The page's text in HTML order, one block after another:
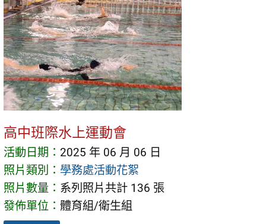
高中班際水上運動會
活動日期： 2025 年 06 月 06 日
照片類別： 學務處活動花絮
照片數量： 系列照片共計 136 張
發佈單位： 體育組/衛生組